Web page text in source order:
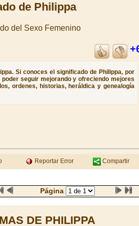
de Philippa
del Sexo Femenino
Si conoces el significado de Philippa, por
seguir mejorando y ofreciendo mejores
ordenes, historias, heráldica y genealogía
Reportar Error Compartir
Página
DE PHILIPPA